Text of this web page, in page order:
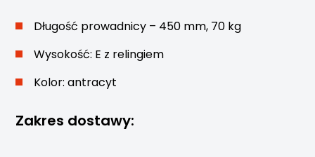
Długość prowadnicy – 450 mm, 70 kg
Wysokość: E z relingiem
Kolor: antracyt
Zakres dostawy: